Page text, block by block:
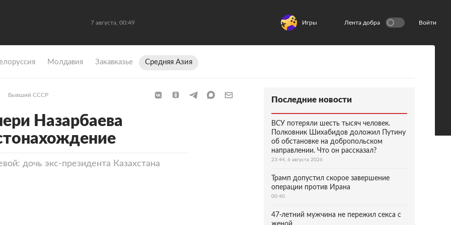
7 августа, 00:49 Игры Лента добра Войти
Молдавия Закавказье Средняя Азия
Бывший СССР
Назарбаева
дочь экс-президента Казахстана
Последние новости
ВСУ потеряли шесть тысяч человек.
Полковник Шихабидов доложил Путину
об обстановке на добропольском
направлении. Что он рассказал?
23:44, 6 августа 2026
Трамп допустил скорое завершение
операции против Ирана
00:40
47-летний мужчина не пережил секса с